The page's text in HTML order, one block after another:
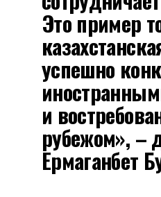
Это пример
успешно
и
рубежом», –
Ермаганбет